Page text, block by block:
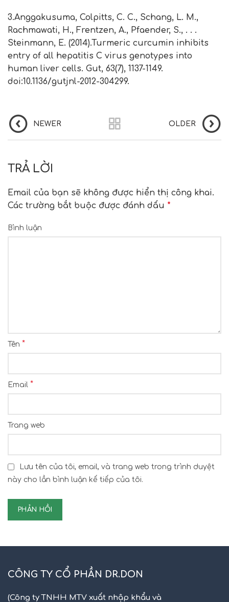
3.Anggakusuma, Colpitts, C. C., Schang, L. M.,
Rachmawati, H., Frentzen, A., Pfaender, S., . . .
Steinmann, E. (2014).Turmeric curcumin inhibits
entry of all hepatitis C virus genotypes into
human liver cells. Gut, 63(7), 1137-1149.
doi:10.1136/gutjnl-2012-304299.
NEWER OLDER
TRẢ LỜI
Email của bạn sẽ không được hiển thị công khai.
Các trường bắt buộc được đánh dấu *
Bình luận
Tên *
Email *
Trang web
Lưu tên của tôi, email, và trang web trong trình duyệt
này cho lần bình luận kế tiếp của tôi.
CÔNG TY CỔ PHẦN DR.DON
(Công ty TNHH MTV xuất nhập khẩu và